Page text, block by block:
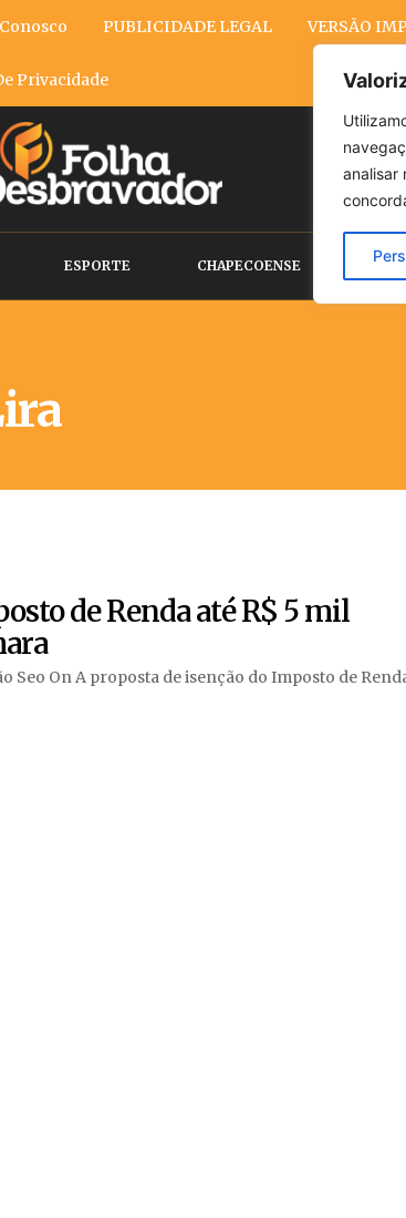
analisar
PUBLICIDADE LEGAL VERSÃO
Privacidade
ESPORTE CHAPECOENSE
de Renda até R$ 5 mil
Imposto de Renda